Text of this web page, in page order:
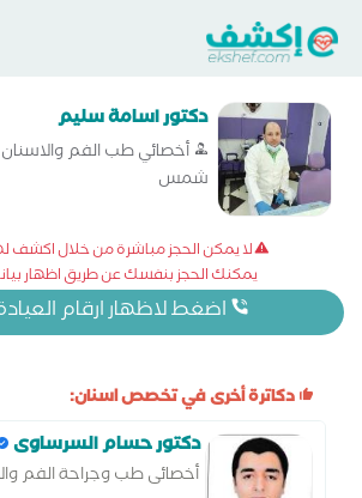
دكتور اسامة سليم
أخصائي طب الفم
شمس
لا يمكن الحجز مباشرة من خلال اكشف
يمكنك الحجز بنفسك عن طريق اظهار
اضغط لاظهار ارقام
دكاترة أخرى في تخصص اسنان:
دكتور حسام السرساوى
أخصائى طب وجراحة الفم